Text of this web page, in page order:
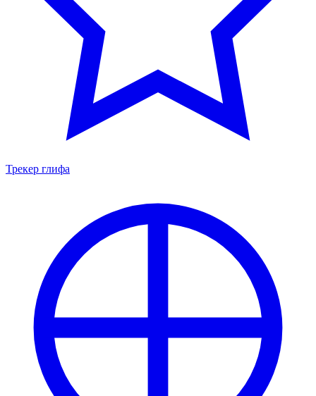
Трекер глифа